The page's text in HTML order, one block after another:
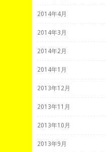
2014年4月
2014年3月
2014年2月
2014年1月
2013年12月
2013年11月
2013年10月
2013年9月